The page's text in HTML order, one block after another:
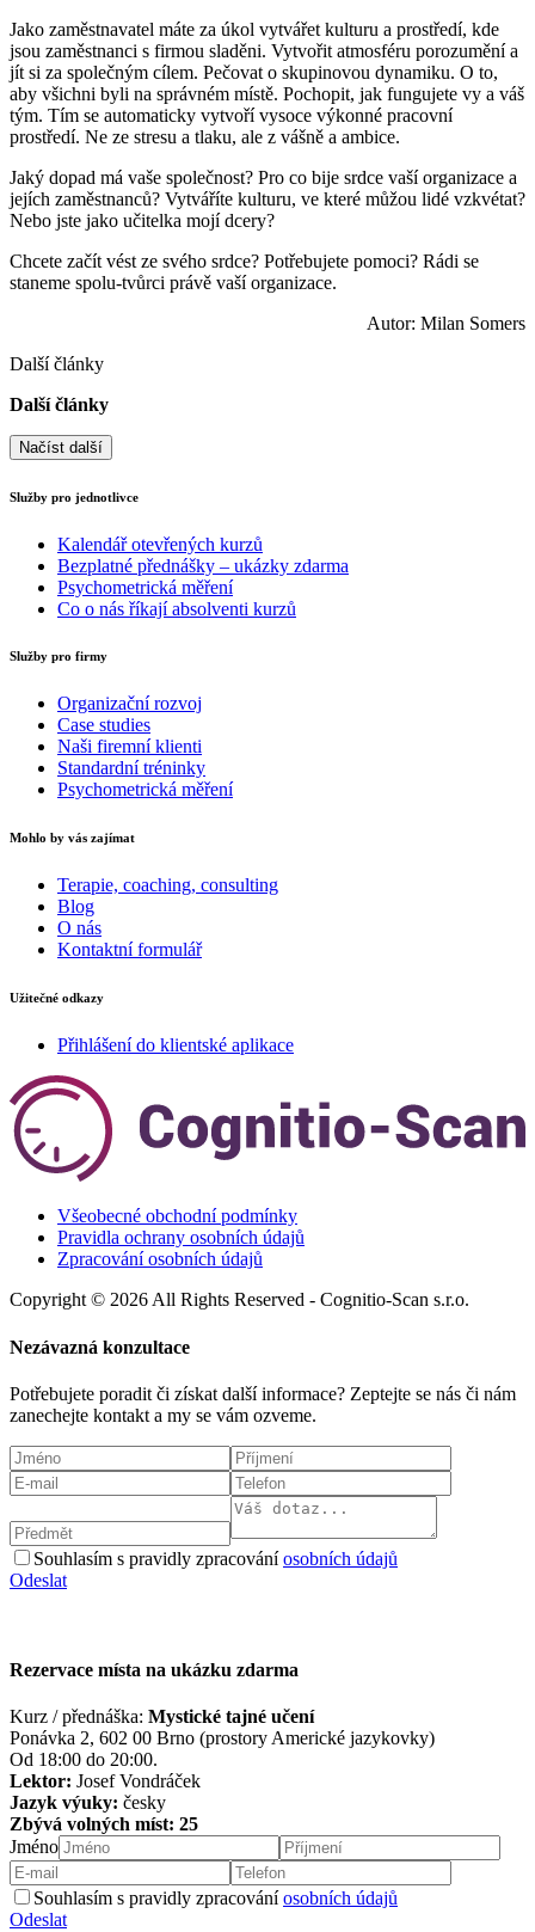
Jako zaměstnavatel máte za úkol vytvářet kulturu a prostředí, kde
jsou zaměstnanci s firmou sladěni. Vytvořit atmosféru porozumění a
jít si za společným cílem. Pečovat o skupinovou dynamiku. O to,
aby všichni byli na správném místě. Pochopit, jak fungujete vy a váš
tým. Tím se automaticky vytvoří vysoce výkonné pracovní
prostředí. Ne ze stresu a tlaku, ale z vášně a ambice.
Jaký dopad má vaše společnost? Pro co bije srdce vaší organizace a
jejích zaměstnanců? Vytváříte kulturu, ve které můžou lidé vzkvétat?
Nebo jste jako učitelka mojí dcery?
Chcete začít vést ze svého srdce? Potřebujete pomoci? Rádi se
staneme spolu-tvůrci právě vaší organizace.
Autor: Milan Somers
Další články
Další články
Načíst další
Služby pro jednotlivce
Kalendář otevřených kurzů
Bezplatné přednášky – ukázky zdarma
Psychometrická měření
Co o nás říkají absolventi kurzů
Služby pro firmy
Organizační rozvoj
Case studies
Naši firemní klienti
Standardní tréninky
Psychometrická měření
Mohlo by vás zajímat
Terapie, coaching, consulting
Blog
O nás
Kontaktní formulář
Užitečné odkazy
Přihlášení do klientské aplikace
Všeobecné obchodní podmínky
Pravidla ochrany osobních údajů
Zpracování osobních údajů
Copyright © 2026 All Rights Reserved - Cognitio-Scan s.r.o.
Nezávazná konzultace
Potřebujete poradit či získat další informace? Zeptejte se nás či nám
zanechejte kontakt a my se vám ozveme.
Souhlasím s pravidly zpracováníosobních údajů
Odeslat
Rezervace místa na ukázku zdarma
Kurz / přednáška: Mystické tajné učení
Ponávka 2, 602 00 Brno (prostory Americké jazykovky)
Od 18:00 do 20:00.
Lektor: Josef Vondráček
Jazyk výuky: česky
Zbývá volných míst: 25
Jméno
Souhlasím s pravidly zpracováníosobních údajů
Odeslat